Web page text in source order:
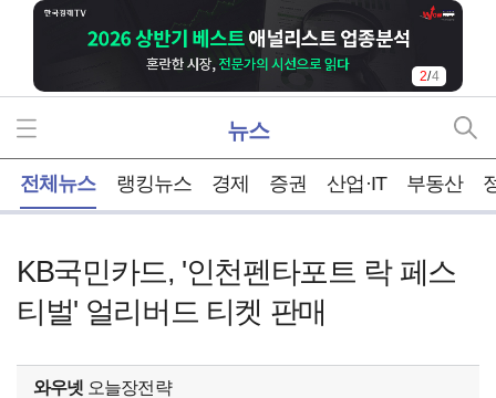
2/4
뉴스
전체뉴스 랭킹뉴스 경제 증권 산업·IT 부동산
KB국민카드, '인천펜타포트 락 페스
티벌' 얼리버드 티켓 판매
와우넷 오늘장전략